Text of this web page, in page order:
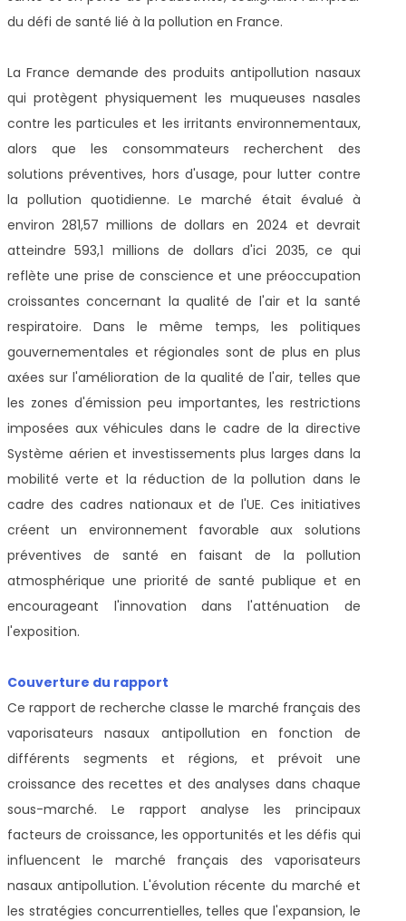
du défi de santé lié à la pollution en France.
La France demande des produits antipollution nasaux
qui protègent physiquement les muqueuses nasales
contre les particules et les irritants environnementaux,
alors que les consommateurs recherchent des
solutions préventives, hors d'usage, pour lutter contre
la pollution quotidienne. Le marché était évalué à
environ 281,57 millions de dollars en 2024 et devrait
atteindre 593,1 millions de dollars d'ici 2035, ce qui
reflète une prise de conscience et une préoccupation
croissantes concernant la qualité de l'air et la santé
respiratoire. Dans le même temps, les politiques
gouvernementales et régionales sont de plus en plus
axées sur l'amélioration de la qualité de l'air, telles que
les zones d'émission peu importantes, les restrictions
imposées aux véhicules dans le cadre de la directive
Système aérien et investissements plus larges dans la
mobilité verte et la réduction de la pollution dans le
cadre des cadres nationaux et de l'UE. Ces initiatives
créent un environnement favorable aux solutions
préventives de santé en faisant de la pollution
atmosphérique une priorité de santé publique et en
encourageant l'innovation dans l'atténuation de
l'exposition.
Couverture du rapport
Ce rapport de recherche classe le marché français des
vaporisateurs nasaux antipollution en fonction de
différents segments et régions, et prévoit une
croissance des recettes et des analyses dans chaque
sous-marché. Le rapport analyse les principaux
facteurs de croissance, les opportunités et les défis qui
influencent le marché français des vaporisateurs
nasaux antipollution. L'évolution récente du marché et
les stratégies concurrentielles, telles que l'expansion, le